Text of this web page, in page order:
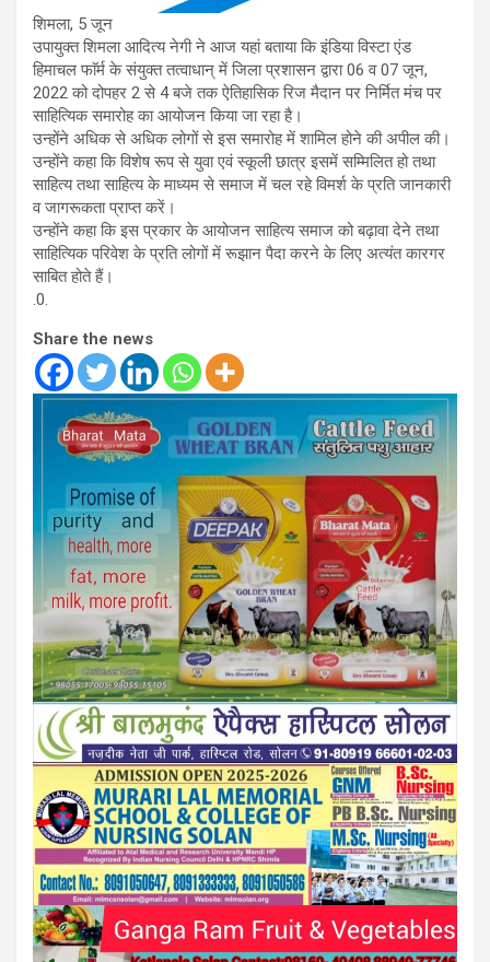
शिमला, 5 जून
उपायुक्त शिमला आदित्य नेगी ने आज यहां बताया कि इंडिया विस्टा एंड
हिमाचल फाॅर्म के संयुक्त तत्वाधान् में जिला प्रशासन द्वारा 06 व 07 जून,
2022 को दोपहर 2 से 4 बजे तक ऐतिहासिक रिज मैदान पर निर्मित मंच पर
साहित्यिक समारोह का आयोजन किया जा रहा है।
उन्होंने अधिक से अधिक लोगों से इस समारोह में शामिल होने की अपील की।
उन्होंने कहा कि विशेष रूप से युवा एवं स्कूली छात्र इसमें सम्मिलित हो तथा
साहित्य तथा साहित्य के माध्यम से समाज में चल रहे विमर्श के प्रति जानकारी
व जागरूकता प्राप्त करें।
उन्होंने कहा कि इस प्रकार के आयोजन साहित्य समाज को बढ़ावा देने तथा
साहित्यिक परिवेश के प्रति लोगों में रूझान पैदा करने के लिए अत्यंत कारगर
साबित होते हैं।
.0.
Share the news